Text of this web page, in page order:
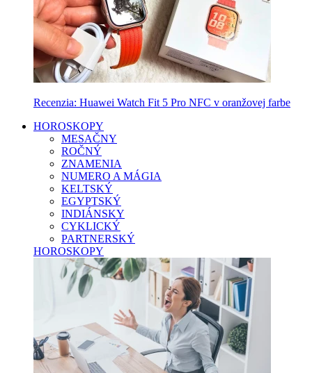
Recenzia: Huawei Watch Fit 5 Pro NFC v oranžovej farbe
HOROSKOPY
MESAČNY
ROČNÝ
ZNAMENIA
NUMERO A MÁGIA
KELTSKÝ
EGYPTSKÝ
INDIÁNSKY
CYKLICKÝ
PARTNERSKÝ
HOROSKOPY